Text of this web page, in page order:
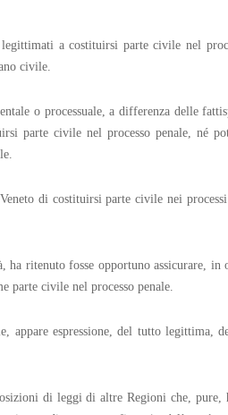
a costituirsi parte civile nel
civile.
o processuale, a differenza delle
parte civile nel processo penale, né
di costituirsi parte civile nei
ritenuto fosse opportuno assicurare,
parte civile nel processo penale.
appare espressione, del tutto
di leggi di altre Regioni che,